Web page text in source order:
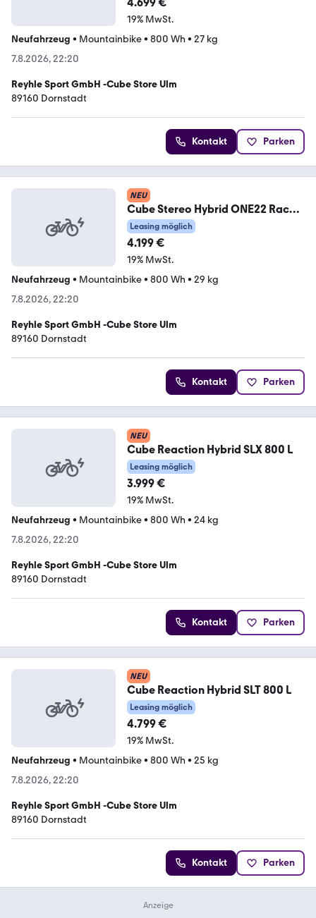
19% MwSt.
Neufahrzeug • Mountainbike• 800 Wh • 27 kg
7.8.2026, 22:20
Reyhle Sport GmbH -Cube Store Ulm
89160 Dornstadt
Kontakt Parken
NEU
Cube Stereo Hybrid ONE22 Race
800 FE XL
Leasing möglich
4.199 €
19% MwSt.
Neufahrzeug • Mountainbike• 800 Wh • 29 kg
7.8.2026, 22:20
Reyhle Sport GmbH -Cube Store Ulm
89160 Dornstadt
Kontakt Parken
NEU
Cube Reaction Hybrid SLX 800 L
Leasing möglich
3.999 €
19% MwSt.
Neufahrzeug • Mountainbike• 800 Wh • 24 kg
7.8.2026, 22:20
Reyhle Sport GmbH -Cube Store Ulm
89160 Dornstadt
Kontakt Parken
NEU
Cube Reaction Hybrid SLT 800 L
Leasing möglich
4.799 €
19% MwSt.
Neufahrzeug • Mountainbike• 800 Wh • 25 kg
7.8.2026, 22:20
Reyhle Sport GmbH -Cube Store Ulm
89160 Dornstadt
Kontakt Parken